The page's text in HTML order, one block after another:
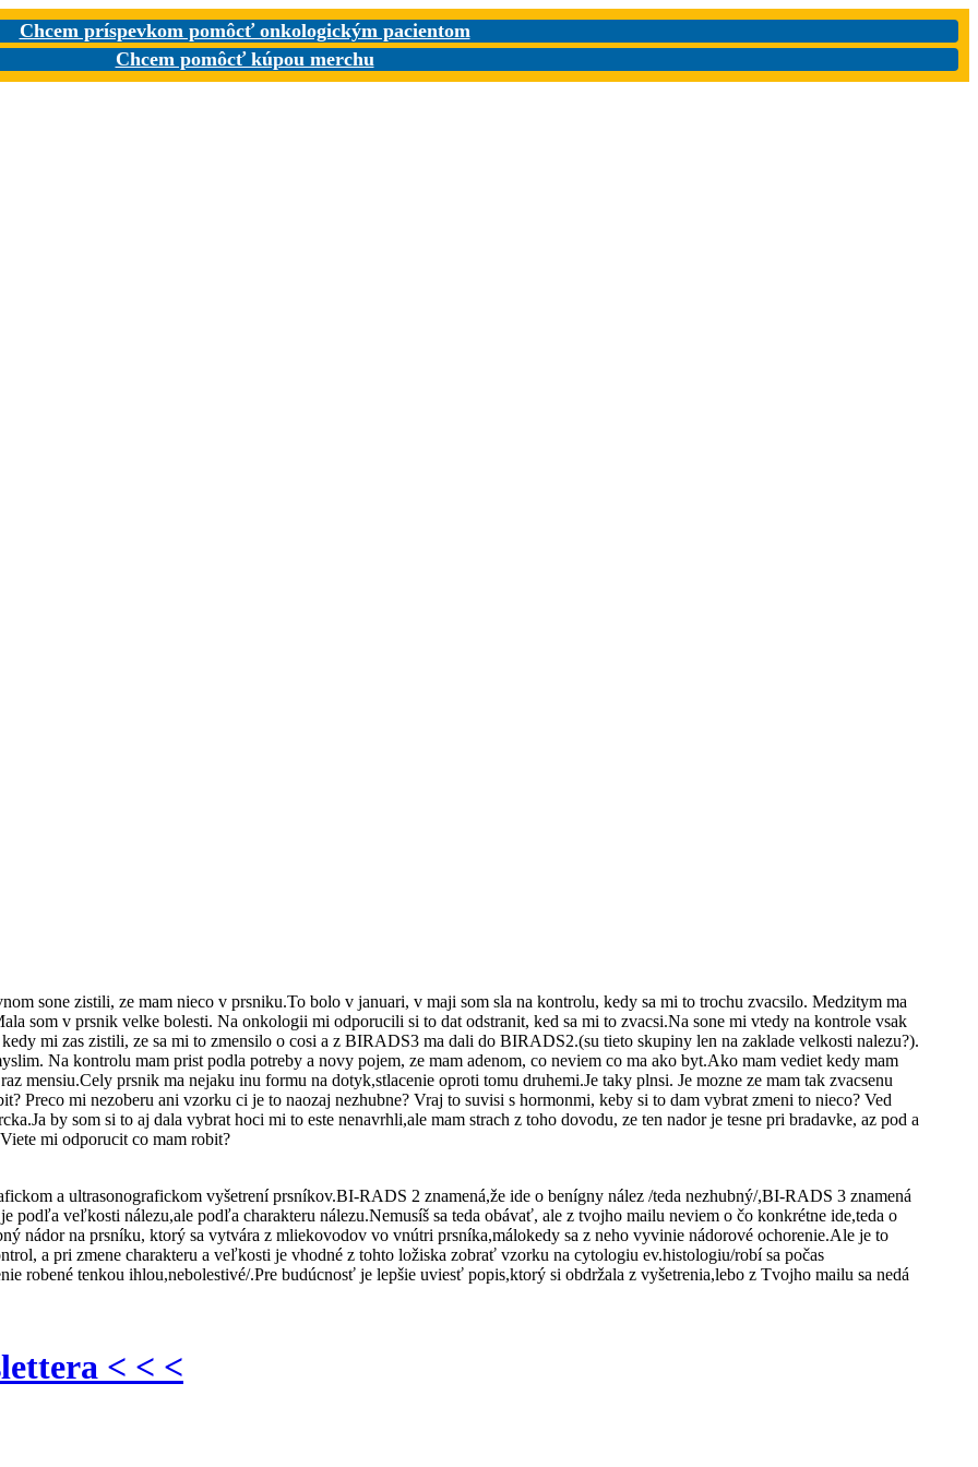
Chcem príspevkom pomôcť onkologickým pacientom
Chcem pomôcť kúpou merchu
sone zistili, ze mam nieco v prsniku.To bolo v januari, v maji som sla na kontrolu, kedy sa mi to trochu zvacsilo. Medzitym ma
som v prsnik velke bolesti. Na onkologii mi odporucili si to dat odstranit, ked sa mi to zvacsi.Na sone mi vtedy na kontrole vsak
mi zas zistili, ze sa mi to zmensilo o cosi a z BIRADS3 ma dali do BIRADS2.(su tieto skupiny len na zaklade velkosti nalezu?).
Na kontrolu mam prist podla potreby a novy pojem, ze mam adenom, co neviem co ma ako byt.Ako mam vediet kedy mam
mensiu.Cely prsnik ma nejaku inu formu na dotyk,stlacenie oproti tomu druhemi.Je taky plnsi. Je mozne ze mam tak zvacsenu
Preco mi nezoberu ani vzorku ci je to naozaj nezhubne? Vraj to suvisi s hormonmi, keby si to dam vybrat zmeni to nieco? Ved
by som si to aj dala vybrat hoci mi to este nenavrhli,ale mam strach z toho dovodu, ze ten nador je tesne pri bradavke, az pod a
mi odporucit co mam robit?
a ultrasonografickom vyšetrení prsníkov.BI-RADS 2 znamená,že ide o benígny nález /teda nezhubný/,BI-RADS 3 znamená
podľa veľkosti nálezu,ale podľa charakteru nálezu.Nemusíš sa teda obávať, ale z tvojho mailu neviem o čo konkrétne ide,teda o
nádor na prsníku, ktorý sa vytvára z mliekovodov vo vnútri prsníka,málokedy sa z neho vyvinie nádorové ochorenie.Ale je to
a pri zmene charakteru a veľkosti je vhodné z tohto ložiska zobrať vzorku na cytologiu ev.histologiu/robí sa počas
robené tenkou ihlou,nebolestivé/.Pre budúcnosť je lepšie uviesť popis,ktorý si obdržala z vyšetrenia,lebo z Tvojho mailu sa nedá
< < <